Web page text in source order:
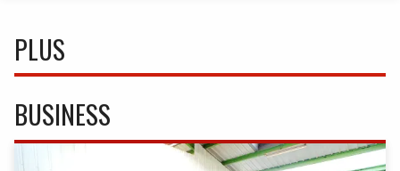
PLUS
BUSINESS